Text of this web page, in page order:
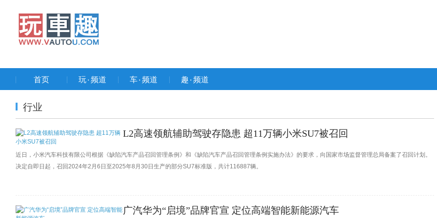
首页 玩۰频道 车۰频道 趣۰频道
行业
L2高速领航辅助驾驶存隐患 超11万辆小米SU7被召回
近日，小米汽车科技有限公司根据《缺陷汽车产品召回管理条例》和《缺陷汽车产品召回管理条例实施办法》的要求，向国家市场监督管理总局备案了召回计划。
决定自即日起，召回2024年2月6日至2025年8月30日生产的部分SU7标准版，共计116887辆。
广汽华为“启境”品牌官宣 定位高端智能新能源汽车